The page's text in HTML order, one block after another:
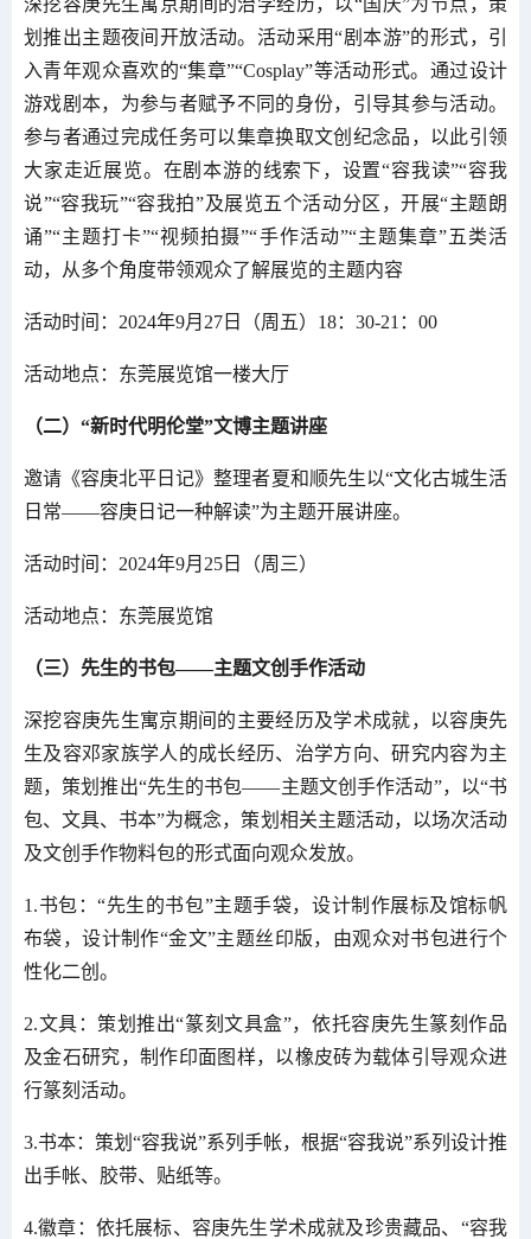
深挖容庚先生寓京期间的治学经历，以“国庆”为节点，策
划推出主题夜间开放活动。活动采用“剧本游”的形式，引
入青年观众喜欢的“集章”“Cosplay”等活动形式。通过设计
游戏剧本，为参与者赋予不同的身份，引导其参与活动。
参与者通过完成任务可以集章换取文创纪念品，以此引领
大家走近展览。在剧本游的线索下，设置“容我读”“容我
说”“容我玩”“容我拍”及展览五个活动分区，开展“主题朗
诵”“主题打卡”“视频拍摄”“手作活动”“主题集章”五类活
动，从多个角度带领观众了解展览的主题内容
活动时间：2024年9月27日（周五）18：30-21：00
活动地点：东莞展览馆一楼大厅
（二）“新时代明伦堂”文博主题讲座
邀请《容庚北平日记》整理者夏和顺先生以“文化古城生活
日常——容庚日记一种解读”为主题开展讲座。
活动时间：2024年9月25日（周三）
活动地点：东莞展览馆
（三）先生的书包——主题文创手作活动
深挖容庚先生寓京期间的主要经历及学术成就，以容庚先
生及容邓家族学人的成长经历、治学方向、研究内容为主
题，策划推出“先生的书包——主题文创手作活动”，以“书
包、文具、书本”为概念，策划相关主题活动，以场次活动
及文创手作物料包的形式面向观众发放。
1.书包：“先生的书包”主题手袋，设计制作展标及馆标帆
布袋，设计制作“金文”主题丝印版，由观众对书包进行个
性化二创。
2.文具：策划推出“篆刻文具盒”，依托容庚先生篆刻作品
及金石研究，制作印面图样，以橡皮砖为载体引导观众进
行篆刻活动。
3.书本：策划“容我说”系列手帐，根据“容我说”系列设计推
出手帐、胶带、贴纸等。
4.徽章：依托展标、容庚先生学术成就及珍贵藏品、“容我